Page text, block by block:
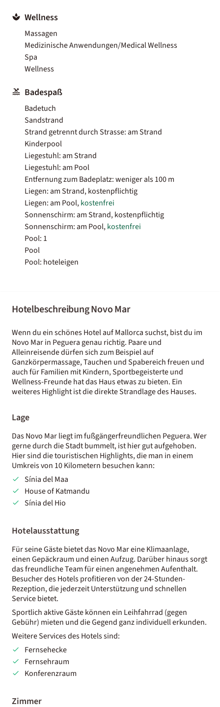
Wellness
Massagen
Medizinische Anwendungen/Medical Wellness
Spa
Wellness
Badespaß
Badetuch
Sandstrand
Strand getrennt durch Strasse: am Strand
Kinderpool
Liegestuhl: am Strand
Liegestuhl: am Pool
Entfernung zum Badeplatz: weniger als 100 m
Liegen: am Strand, kostenpflichtig
Liegen: am Pool,kostenfrei
Sonnenschirm: am Strand, kostenpflichtig
Sonnenschirm: am Pool,kostenfrei
Pool: 1
Pool
Pool: hoteleigen
Hotelbeschreibung Novo Mar
Wenn du ein schönes Hotel auf Mallorca suchst, bist du im
Novo Mar in Peguera genau richtig. Paare und
Alleinreisende dürfen sich zum Beispiel auf
Ganzkörpermassage, Tauchen und Spabereich freuen und
auch für Familien mit Kindern, Sportbegeisterte und
Wellness-Freunde hat das Haus etwas zu bieten. Ein
weiteres Highlight ist die direkte Strandlage des Hauses.
Lage
Das Novo Mar liegt im fußgängerfreundlichen Peguera. Wer
gerne durch die Stadt bummelt, ist hier gut aufgehoben.
Hier sind die touristischen Highlights, die man in einem
Umkreis von 10 Kilometern besuchen kann:
Sínia del Maa
House of Katmandu
Sínia del Hio
Hotelausstattung
Für seine Gäste bietet das Novo Mar eine Klimaanlage,
einen Gepäckraum und einen Aufzug. Darüber hinaus sorgt
das freundliche Team für einen angenehmen Aufenthalt.
Besucher des Hotels profitieren von der 24-Stunden-
Rezeption, die jederzeit Unterstützung und schnellen
Service bietet.
Sportlich aktive Gäste können ein Leihfahrrad (gegen
Gebühr) mieten und die Gegend ganz individuell erkunden.
Weitere Services des Hotels sind:
Fernsehecke
Fernsehraum
Konferenzraum
Zimmer